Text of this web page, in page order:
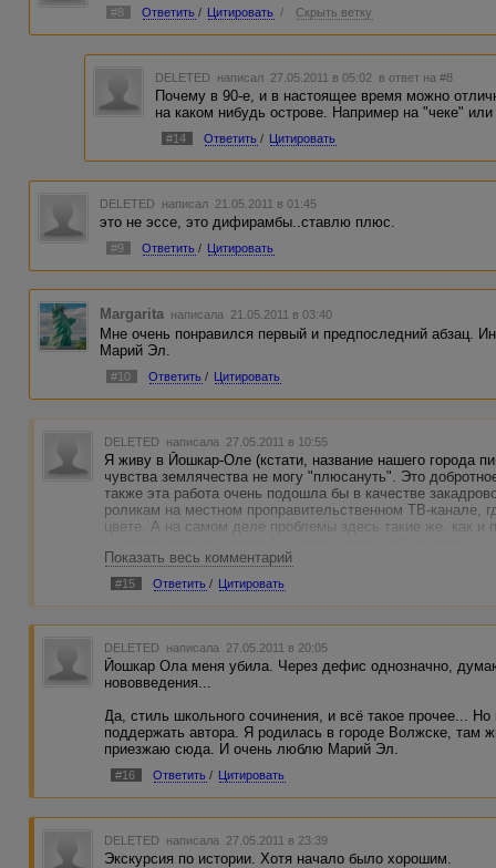
#8 Ответить / Цитировать / Скрыть ветку
DELETED написал 27.05.2011 в 05:02 в ответ на #8
Почему в 90-е, и в настоящее время можно
на каком нибудь острове. Например на "чеке"
#14 Ответить / Цитировать
DELETED написал 21.05.2011 в 01:45
это не эссе, это дифирамбы..ставлю плюс.
#9 Ответить / Цитировать
Margarita написала 21.05.2011 в 03:40
Мне очень понравился первый и предпоследний абзац.
Марий Эл.
#10 Ответить / Цитировать
DELETED написала 27.05.2011 в 10:55
Я живу в Йошкар-Оле (кстати, название нашего города
чувства землячества не могу "плюсануть". Это
также эта работа очень подошла бы в качестве
роликам на местном проправительственном ТВ-канале,
цвете. А на самом деле проблемы здесь такие же, как и
другие чудеса архитектуры типа "триумфальных
и т.п. Да, природа у нас чудная, но с таким свинским
ничего не останется...
Но здесь могила мамы... здесь родилась я, и родились
Сосновой роще, загаженной пластиком и
меня будет неизменно тянуть из любого уголка мира,
В общем, для описания нашей с автором родины я
и не красавица..", и несколько таких работ уже
и цепляют до слёз...
Показать весь комментарий
#15 Ответить / Цитировать
DELETED написала 27.05.2011 в 20:05
Йошкар Ола меня убила. Через дефис однозначно,
нововведения...
Да, стиль школьного сочинения, и всё такое прочее...
поддержать автора. Я родилась в городе Волжске, там
приезжаю сюда. И очень люблю Марий Эл.
#16 Ответить / Цитировать
DELETED написала 27.05.2011 в 23:39
Экскурсия по истории. Хотя начало было хорошим.